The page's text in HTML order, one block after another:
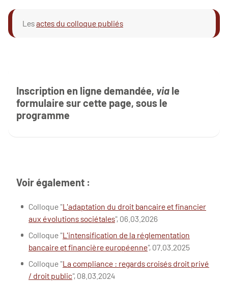
Lesactes du colloque publiés
Inscription en ligne demandée, via le
formulaire sur cette page, sous le
programme
Voir également :
Colloque "L'adaptation du droit bancaire et financier
aux évolutions sociétales", 06.03.2026
Colloque "L'intensification de la réglementation
bancaire et financière européenne", 07.03.2025
Colloque "La compliance : regards croisés droit privé
/ droit public", 08.03.2024